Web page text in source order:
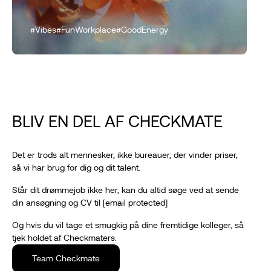
#Vibes#FunWorkplace#GoodEnergy
BLIV EN DEL AF CHECKMATE
Det er trods alt mennesker, ikke bureauer, der vinder priser,
så vi har brug for dig og dit talent.
Står dit drømmejob ikke her, kan du altid søge ved at sende
din ansøgning og CV til [email protected]
Og hvis du vil tage et smugkig på dine fremtidige kolleger, så
tjek holdet af Checkmaters.
Team Checkmate